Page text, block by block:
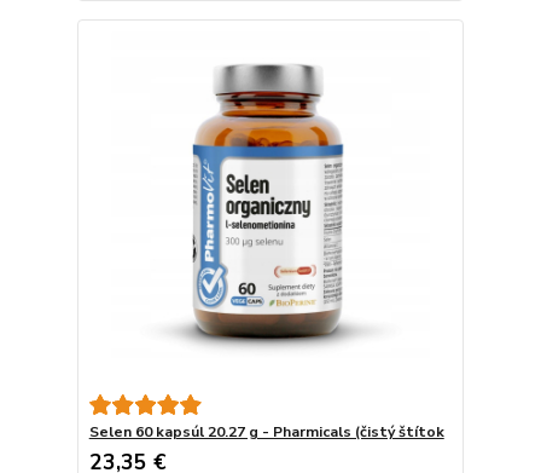
Selen 60 kapsúl 20.27 g - Pharmicals (čistý štítok
23,35 €